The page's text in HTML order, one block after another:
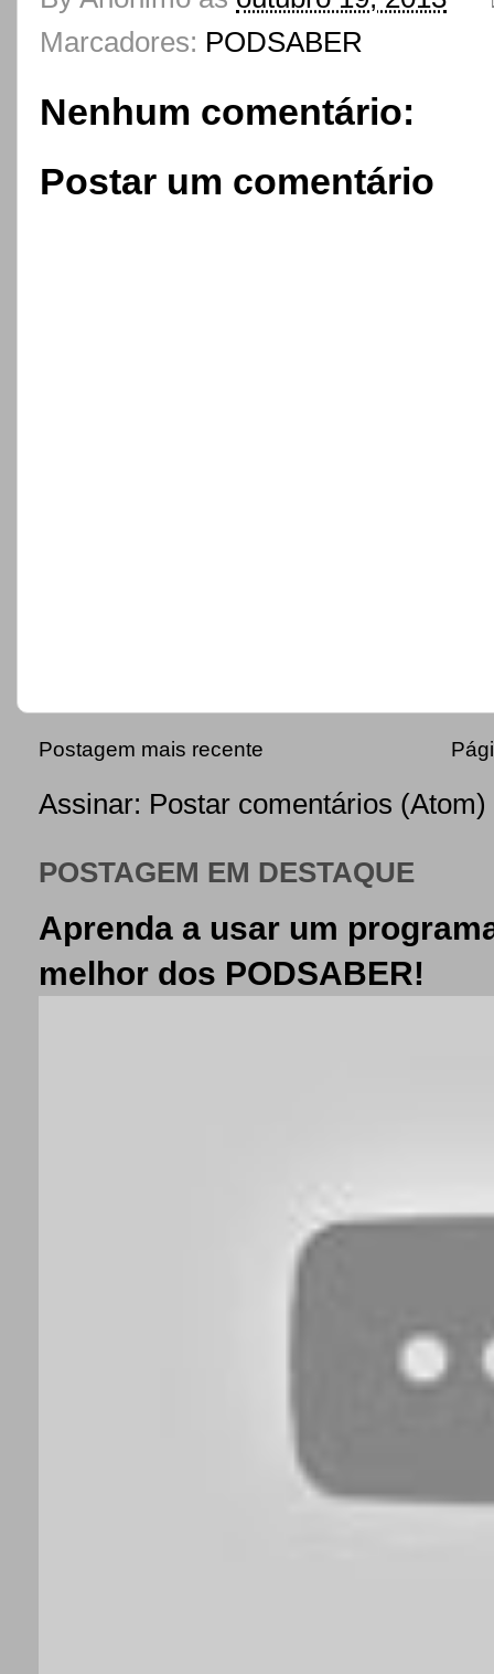
Marcadores: PODSABER
Nenhum comentário:
Postar um comentário
Postagem mais recente
Assinar: Postar comentários (Atom)
POSTAGEM EM DESTAQUE
Aprenda a usar um
melhor dos PODSABER!